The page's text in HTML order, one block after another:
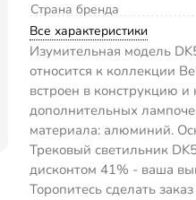
Страна бренда
Все характеристики
Изумительная модель
относится к коллекции
встроен в конструкцию и
дополнительных
материала: алюминий.
Трековый светильник
дисконтом 41% - ваша
Торопитесь сделать